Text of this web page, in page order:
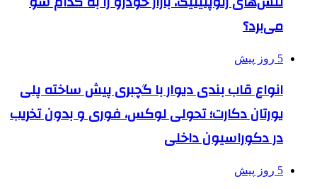
می‌برد؟
5 روز پیش
انواع قاب بندی دیوار با گچبری پیش ساخته پلی
یورتان دکارت؛ تحولی لوکس، فوری و بدون تخریب
در دکوراسیون داخلی
5 روز پیش